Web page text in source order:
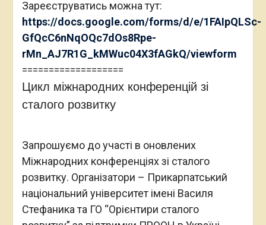
розвитку;
>>SEVIC 2022– Другій віртуальній
міжнародній смарт-конференції зі сталої
освіти;
>>SF 2022– Другому міжнародному смарт-
форумі зі сталого розвитку “Грані сталості:
Поряд з винятковою продуктивністю,
інноваційний “розумний” формат
конференцій пропонує БЕЗПРЕЦЕДЕНТНУ
ЧАСОВУ ГНУЧКІСТЬ: